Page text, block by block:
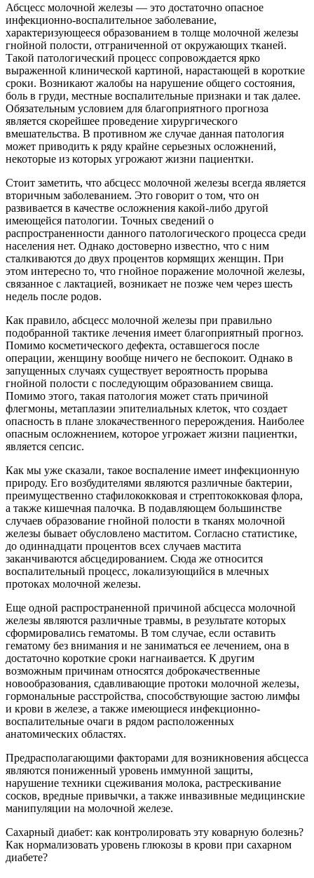
Абсцесс молочной железы — это достаточно опасное
инфекционно-воспалительное заболевание,
характеризующееся образованием в толще молочной железы
гнойной полости, отграниченной от окружающих тканей.
Такой патологический процесс сопровождается ярко
выраженной клинической картиной, нарастающей в короткие
сроки. Возникают жалобы на нарушение общего состояния,
боль в груди, местные воспалительные признаки и так далее.
Обязательным условием для благоприятного прогноза
является скорейшее проведение хирургического
вмешательства. В противном же случае данная патология
может приводить к ряду крайне серьезных осложнений,
некоторые из которых угрожают жизни пациентки.
Стоит заметить, что абсцесс молочной железы всегда является
вторичным заболеванием. Это говорит о том, что он
развивается в качестве осложнения какой-либо другой
имеющейся патологии. Точных сведений о
распространенности данного патологического процесса среди
населения нет. Однако достоверно известно, что с ним
сталкиваются до двух процентов кормящих женщин. При
этом интересно то, что гнойное поражение молочной железы,
связанное с лактацией, возникает не позже чем через шесть
недель после родов.
Как правило, абсцесс молочной железы при правильно
подобранной тактике лечения имеет благоприятный прогноз.
Помимо косметического дефекта, оставшегося после
операции, женщину вообще ничего не беспокоит. Однако в
запущенных случаях существует вероятность прорыва
гнойной полости с последующим образованием свища.
Помимо этого, такая патология может стать причиной
флегмоны, метаплазии эпителиальных клеток, что создает
опасность в плане злокачественного перерождения. Наиболее
опасным осложнением, которое угрожает жизни пациентки,
является сепсис.
Как мы уже сказали, такое воспаление имеет инфекционную
природу. Его возбудителями являются различные бактерии,
преимущественно стафилококковая и стрептококковая флора,
а также кишечная палочка. В подавляющем большинстве
случаев образование гнойной полости в тканях молочной
железы бывает обусловлено маститом. Согласно статистике,
до одиннадцати процентов всех случаев мастита
заканчиваются абсцедированием. Сюда же относится
воспалительный процесс, локализующийся в млечных
протоках молочной железы.
Еще одной распространенной причиной абсцесса молочной
железы являются различные травмы, в результате которых
сформировались гематомы. В том случае, если оставить
гематому без внимания и не заниматься ее лечением, она в
достаточно короткие сроки нагнаивается. К другим
возможным причинам относятся доброкачественные
новообразования, сдавливающие протоки молочной железы,
гормональные расстройства, способствующие застою лимфы
и крови в железе, а также имеющиеся инфекционно-
воспалительные очаги в рядом расположенных
анатомических областях.
Предрасполагающими факторами для возникновения абсцесса
являются пониженный уровень иммунной защиты,
нарушение техники сцеживания молока, растрескивание
сосков, вредные привычки, а также инвазивные медицинские
манипуляции на молочной железе.
Сахарный диабет: как контролировать эту коварную болезнь?
Как нормализовать уровень глюкозы в крови при сахарном
диабете?